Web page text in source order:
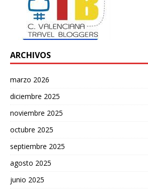
ARCHIVOS
marzo 2026
diciembre 2025
noviembre 2025
octubre 2025
septiembre 2025
agosto 2025
junio 2025